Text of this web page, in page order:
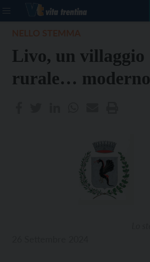
Livo, un villaggio
rurale… moderno